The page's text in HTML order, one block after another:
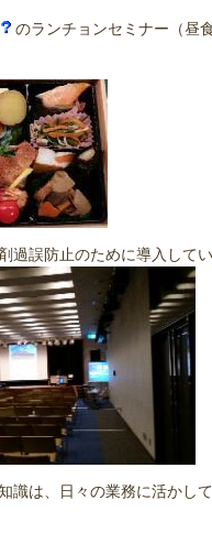
のランチョンセミナー（昼
過誤防止のために導入して
識は、日々の業務に活かし